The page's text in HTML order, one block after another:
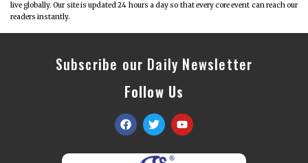
live globally. Our site is updated 24 hours a day so that every core event can reach our
readers instantly.
Subscribe our Daily Newsletter
Follow Us